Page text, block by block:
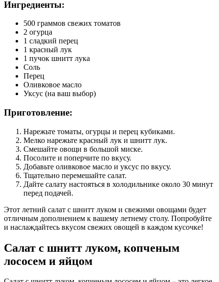
Ингредиенты:
500 граммов свежих томатов
2 огурца
1 сладкий перец
1 красный лук
1 пучок шнитт лука
Соль
Перец
Оливковое масло
Уксус (на ваш выбор)
Приготовление:
Нарежьте томаты, огурцы и перец кубиками.
Мелко нарежьте красный лук и шнитт лук.
Смешайте овощи в большой миске.
Посолите и поперчите по вкусу.
Добавьте оливковое масло и уксус по вкусу.
Тщательно перемешайте салат.
Дайте салату настояться в холодильнике около 30 минут
перед подачей.
Этот летний салат с шнитт луком и свежими овощами будет
отличным дополнением к вашему летнему столу. Попробуйте
и наслаждайтесь вкусом свежих овощей в каждом кусочке!
Салат с шнитт луком, копченым
лососем и яйцом